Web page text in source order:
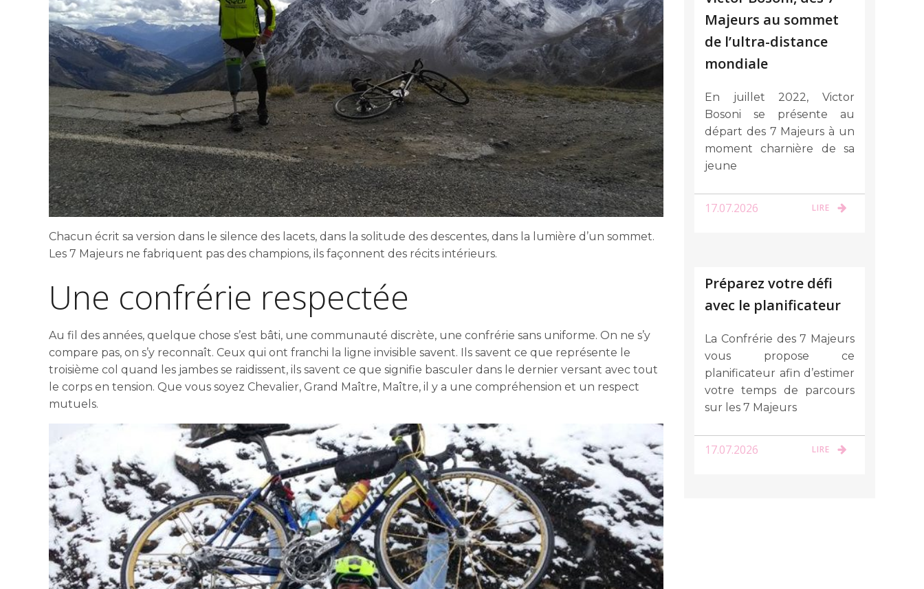
Chacun écrit sa version dans le silence des lacets, dans la solitude des descentes, dans la lumière d’un sommet.
Les 7 Majeurs ne fabriquent pas des champions, ils façonnent des récits intérieurs.
Une confrérie respectée
Au fil des années, quelque chose s’est bâti, une communauté discrète, une confrérie sans uniforme. On ne s’y
compare pas, on s’y reconnaît. Ceux qui ont franchi la ligne invisible savent. Ils savent ce que représente le
troisième col quand les jambes se raidissent, ils savent ce que signifie basculer dans le dernier versant avec tout
le corps en tension. Que vous soyez Chevalier, Grand Maître, Maître, il y a une compréhension et un respect
mutuels.
Majeurs au sommet
de l’ultra-distance
mondiale
En juillet 2022, Victor
Bosoni se présente au
départ des 7 Majeurs à un
moment charnière de sa
jeune
17.07.2026 LIRE
Préparez votre défi
avec le planificateur
La Confrérie des 7 Majeurs
vous propose ce
planificateur afin d’estimer
votre temps de parcours
sur les 7 Majeurs
17.07.2026 LIRE